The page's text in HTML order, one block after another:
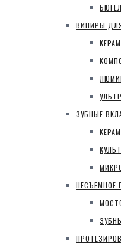
ВИНИРЫ
ЗУБНЫЕ
НЕСЪЕМНОЕ